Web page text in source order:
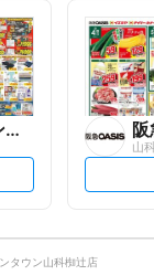
山
タウン山科椥辻店